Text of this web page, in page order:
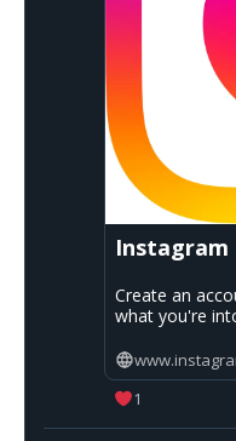
Instagram
Create an
what you're
1